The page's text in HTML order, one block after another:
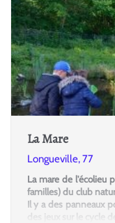
La Mare
Longueville, 77
La mare de l'écolieu
familles) du club
Il y a des panneaux
des jeux sur le cycle